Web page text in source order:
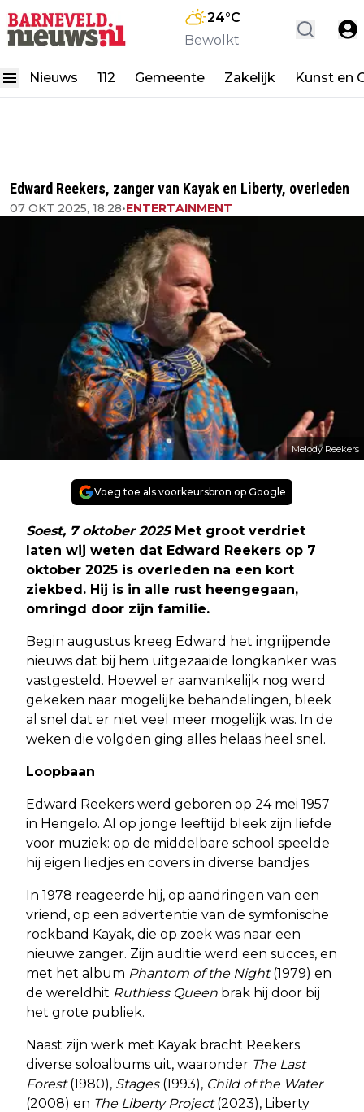
24°C
Bewolkt
Nieuws 112 Gemeente Zakelijk Kunst en
Edward Reekers, zanger van Kayak en Liberty, overleden
07 OKT 2025, 18:28•ENTERTAINMENT
Melody Reekers
Voeg toe als voorkeursbron op Google
Soest, 7 oktober 2025Met groot verdriet
laten wij weten dat Edward Reekers op 7
oktober 2025 is overleden na een kort
ziekbed. Hij is in alle rust heengegaan,
omringd door zijn familie.
Begin augustus kreeg Edward het ingrijpende
nieuws dat bij hem uitgezaaide longkanker was
vastgesteld. Hoewel er aanvankelijk nog werd
gekeken naar mogelijke behandelingen, bleek
al snel dat er niet veel meer mogelijk was. In de
weken die volgden ging alles helaas heel snel.
Loopbaan
Edward Reekers werd geboren op 24 mei 1957
in Hengelo. Al op jonge leeftijd bleek zijn liefde
voor muziek: op de middelbare school speelde
hij eigen liedjes en covers in diverse bandjes.
In 1978 reageerde hij, op aandringen van een
vriend, op een advertentie van de symfonische
rockband Kayak, die op zoek was naar een
nieuwe zanger. Zijn auditie werd een succes, en
met het album Phantom of the Night(1979) en
de wereldhit Ruthless Queen brak hij door bij
het grote publiek.
Naast zijn werk met Kayak bracht Reekers
diverse soloalbums uit, waaronder The Last
Forest(1980), Stages(1993), Child of the Water
(2008) en The Liberty Project(2023), Liberty